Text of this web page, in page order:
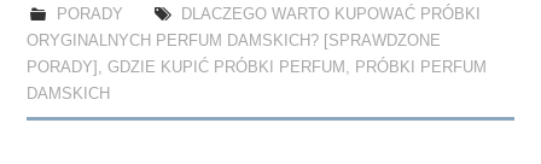
okdo
n
PORADY
DLACZEGO WARTO KUPOWAĆ PRÓBKI
ORYGINALNYCH PERFUM DAMSKICH? [SPRAWDZONE
PORADY] ,GDZIE KUPIĆ PRÓBKI PERFUM , PRÓBKI PERFUM
DAMSKICH